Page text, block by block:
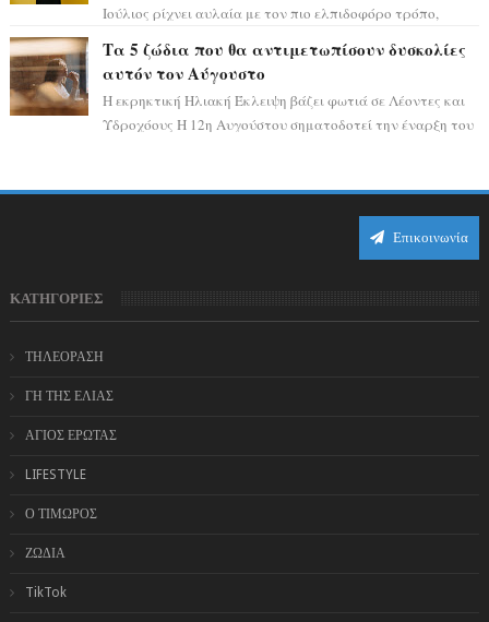
Ιούλιος ρίχνει αυλαία με τον πιο ελπιδοφόρο τρόπο,
Τα 5 ζώδια που θα αντιμετωπίσουν δυσκολίες
αυτόν τον Αύγουστο
Η εκρηκτική Ηλιακή Έκλειψη βάζει φωτιά σε Λέοντες και
Υδροχόους Η 12η Αυγούστου σηματοδοτεί την έναρξη του
Επικοινωνία
ΚΑΤΗΓΟΡΙΕΣ
ΤΗΛΕΟΡΑΣΗ
ΓΗ ΤΗΣ ΕΛΙΑΣ
ΑΓΙΟΣ ΕΡΩΤΑΣ
LIFESTYLE
Ο ΤΙΜΩΡΟΣ
ΖΩΔΙΑ
TikTok